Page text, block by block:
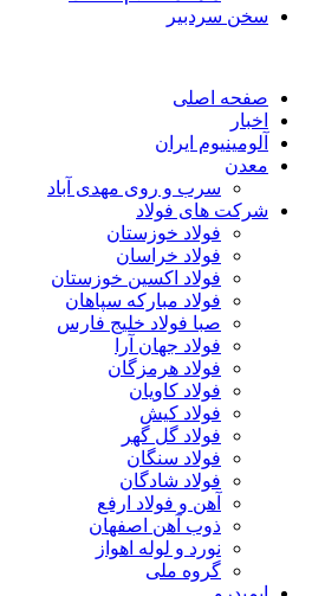
سخن سردبیر
صفحه اصلی
اخبار
آلومینیوم ایران
معدن
سرب و روی مهدی آباد
شرکت های فولاد
فولاد خوزستان
فولاد خراسان
فولاد اکسین خوزستان
فولاد مبارکه سپاهان
صبا فولاد خلیج فارس
فولاد جهان آرا
فولاد هرمزگان
فولاد کاویان
فولاد کیش
فولاد گل گهر
فولاد سنگان
فولاد شادگان
آهن و فولاد ارفع
ذوب آهن اصفهان
نورد و لوله اهواز
گروه ملی